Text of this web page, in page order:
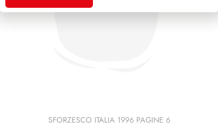
SFORZESCO ITALIA 1996 PAGINE 6